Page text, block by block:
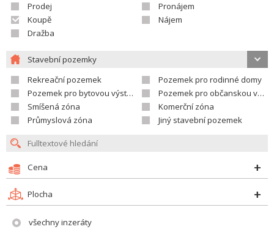
Prodej
Pronájem
Koupě
Nájem
Dražba
Stavební pozemky
Rekreační pozemek
Pozemek pro rodinné domy
Pozemek pro bytovou výstavbu
Pozemek pro občanskou vybavenost
Smíšená zóna
Komerční zóna
Průmyslová zóna
Jiný stavební pozemek
Cena
Plocha
všechny inzeráty